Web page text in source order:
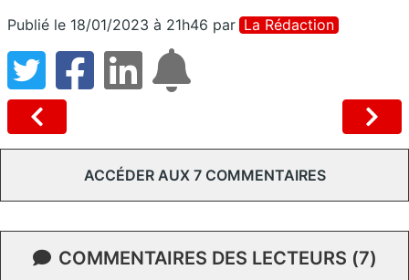
Publié le 18/01/2023 à 21h46 par La Rédaction
ACCÉDER AUX 7 COMMENTAIRES
COMMENTAIRES DES LECTEURS (7)